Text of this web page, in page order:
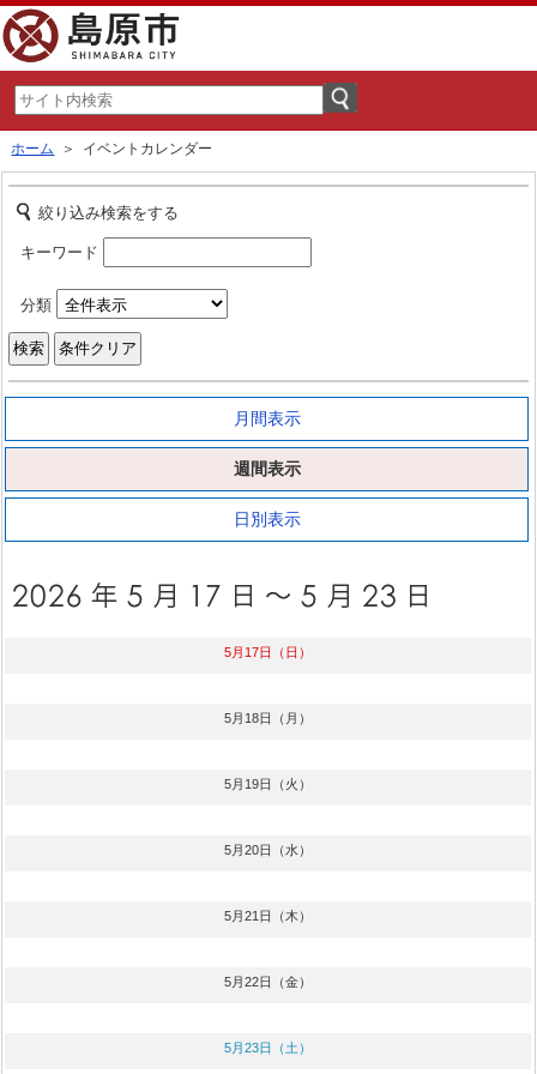
ホーム ＞ イベントカレンダー
絞り込み検索をする
キーワード
分類
月間表示
週間表示
日別表示
5月17日（日）
5月18日（月）
5月19日（火）
5月20日（水）
5月21日（木）
5月22日（金）
5月23日（土）